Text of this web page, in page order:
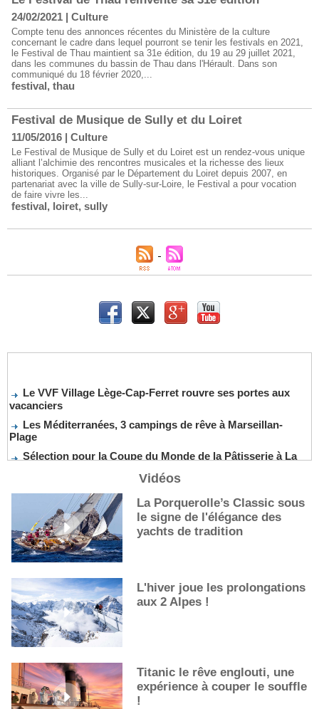
24/02/2021 | Culture
Compte tenu des annonces récentes du Ministère de la culture
concernant le cadre dans lequel pourront se tenir les festivals en 2021,
le Festival de Thau maintient sa 31e édition, du 19 au 29 juillet 2021,
dans les communes du bassin de Thau dans l'Hérault. Dans son
communiqué du 18 février 2020,...
festival, thau
Festival de Musique de Sully et du Loiret
11/05/2016 | Culture
Le Festival de Musique de Sully et du Loiret est un rendez-vous unique
alliant l’alchimie des rencontres musicales et la richesse des lieux
historiques. Organisé par le Département du Loiret depuis 2007, en
partenariat avec la ville de Sully-sur-Loire, le Festival a pour vocation
de faire vivre les...
festival, loiret, sully
Le VVF Village Lège-Cap-Ferret rouvre ses portes aux
vacanciers
Les Méditerranées, 3 campings de rêve à Marseillan-
Plage
Sélection pour la Coupe du Monde de la Pâtisserie à La
Nouvelle-Orléans
De nouveaux cocktails, stars de l’été
Les cocktails, stars de l’été
La première sélection des grappes du Guide Michelin
Vidéos
La Porquerolle’s Classic sous
le signe de l'élégance des
yachts de tradition
L'hiver joue les prolongations
aux 2 Alpes !
Titanic le rêve englouti, une
expérience à couper le souffle
!